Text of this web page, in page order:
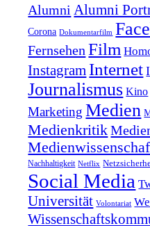
Alumni Alumni
Corona Dokumentarfilm
Fernsehen Film
Instagram Internet
Journalismus Kino
Marketing Medien
Medienkritik
Nachhaltigkeit Netflix
Social Media
Universität Volontariat